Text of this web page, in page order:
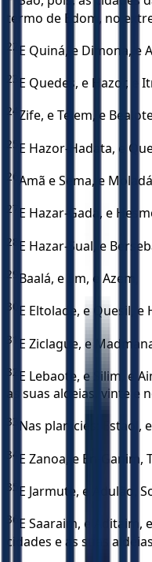
termo de Edom, no
22 E Quiná, e Dimona, e
23 E Quedes, e Hazor, e
24 Zife, e Telem, e
25 E Hazor-Hadata, e
26 Amã e Sema, e
27 E Hazar-Gada, e
28 E Hazar-Sual, e
29 Baalá, e Iim, e Azem,
30 E Eltolade, e Quesil, e
31 E Ziclague, e
32 E Lebaote, e Silim, e
as suas aldeias, vinte e
33 Nas planícies: Estaol,
34 E Zanoa, e En-Ganim,
35 E Jarmute, e Adulão,
36 E Saaraim, e Aditaim,
cidades e as suas